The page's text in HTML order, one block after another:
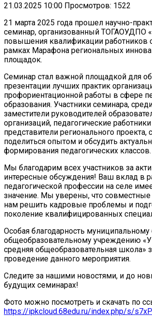
21.03.2025 10:00 Просмотров: 1522
21 марта 2025 года прошел научно-
семинар, организованный ТОГАОУДПО
повышения квалификации работников
рамках Марафона региональных
площадок.
Семинар стал важной площадкой для
презентации лучших практик
профориентационной работы в сфере
образования. Участники семинара,
заместители руководителей
организаций, педагогические
представители регионального проекта,
поделиться опытом и обсудить
формирования педагогических классов.
Мы благодарим всех участников за
интересные обсуждения! Ваш вклад в
педагогической профессии на селе
значение. Мы уверены, что совместные
нам решить кадровые проблемы и
поколение квалифицированных
Особая благодарность
общеобразовательному учреждению
средняя общеобразовательная школа»
проведение данного мероприятия.
Следите за нашими новостями, и до
будущих семинарах!
Фото можно посмотреть и скачать по
https://ipkcloud.68edu.ru/index.php/s/